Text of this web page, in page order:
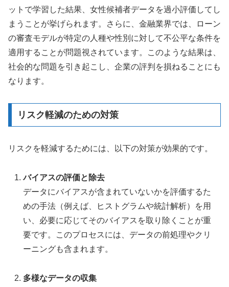
ットで学習した結果、女性候補者データを過小評価してし
まうことが挙げられます。さらに、金融業界では、ローン
の審査モデルが特定の人種や性別に対して不公平な条件を
適用することが問題視されています。このような結果は、
社会的な問題を引き起こし、企業の評判を損ねることにも
なります。
リスク軽減のための対策
リスクを軽減するためには、以下の対策が効果的です。
バイアスの評価と除去
データにバイアスが含まれていないかを評価するた
めの手法（例えば、ヒストグラムや統計解析）を用
い、必要に応じてそのバイアスを取り除くことが重
要です。このプロセスには、データの前処理やクリ
ーニングも含まれます。
多様なデータの収集